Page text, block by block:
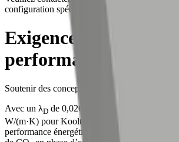
configuration spécifique.
Exigences renforcées
performance
Soutenir des conceptions de bâtiments
Avec un λD de 0,020 W/(m·K) pour
W/(m·K) pour Kooltherm K21, nos solutions
performance énergétique de votre bâtiment et à